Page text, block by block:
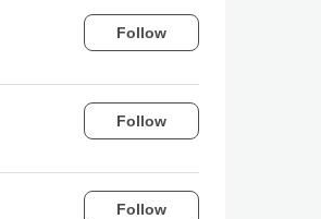
Follow
Follow
Follow